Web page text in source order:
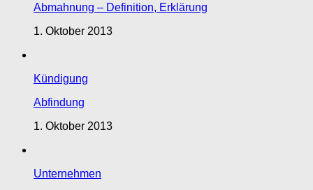
Abmahnung – Definition, Erklärung
1. Oktober 2013
Kündigung
Abfindung
1. Oktober 2013
Unternehmen